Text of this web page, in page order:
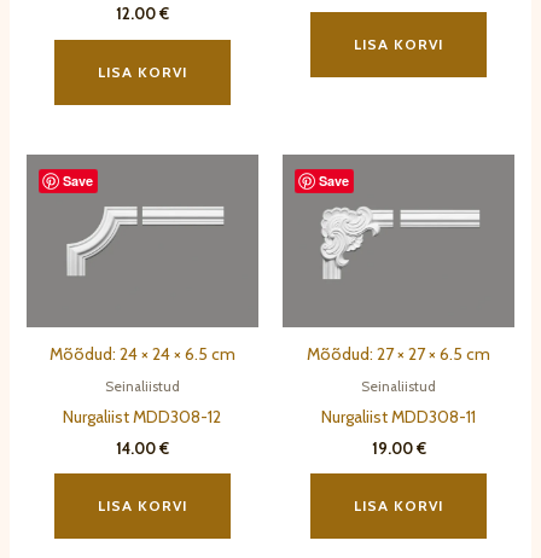
12.00 €
LISA KORVI
LISA KORVI
Save
Mõõdud: 24 × 24 × 6.5 cm
Seinaliistud
Nurgaliist MDD308-12
14.00 €
LISA KORVI
Save
Mõõdud: 27 × 27 × 6.5 cm
Seinaliistud
Nurgaliist MDD308-11
19.00 €
LISA KORVI